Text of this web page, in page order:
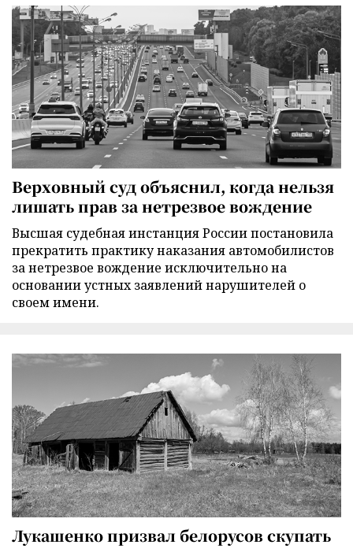
Верховный суд объяснил, когда нельзя
лишать прав за нетрезвое вождение
Высшая судебная инстанция России постановила
прекратить практику наказания автомобилистов
за нетрезвое вождение исключительно на
основании устных заявлений нарушителей о
своем имени.
Лукашенко призвал белорусов скупать